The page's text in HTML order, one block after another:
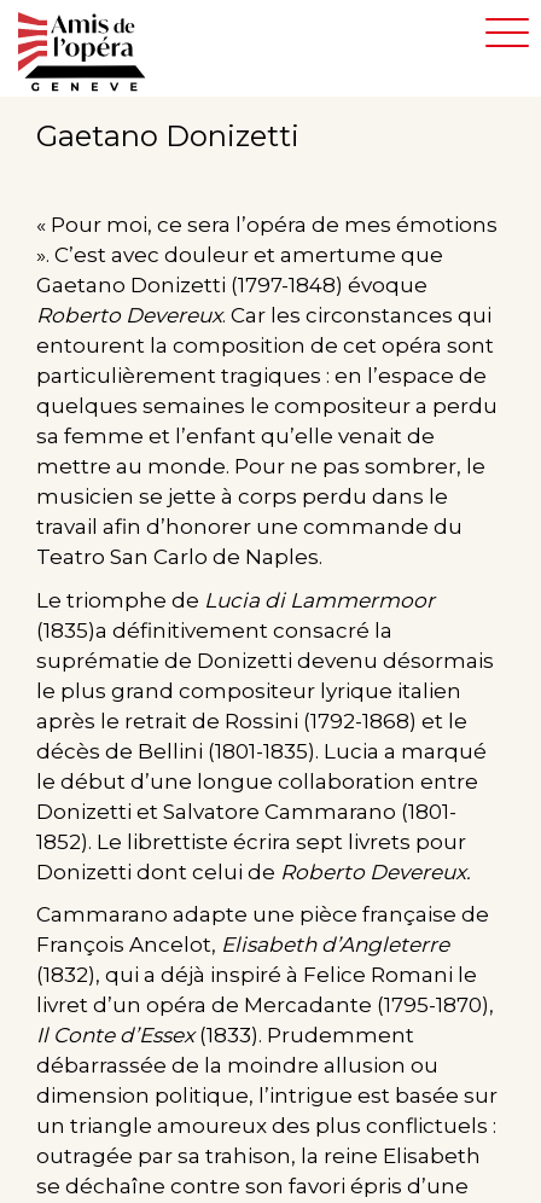
Aller
au
contenu
Gaetano Donizetti
« Pour moi, ce sera l’opéra de mes émotions
». C’est avec douleur et amertume que
Gaetano Donizetti (1797-1848) évoque
Roberto Devereux. Car les circonstances qui
entourent la composition de cet opéra sont
particulièrement tragiques : en l’espace de
quelques semaines le compositeur a perdu
sa femme et l’enfant qu’elle venait de
mettre au monde. Pour ne pas sombrer, le
musicien se jette à corps perdu dans le
travail afin d’honorer une commande du
Teatro San Carlo de Naples.
Le triomphe de Lucia di Lammermoor
(1835)a définitivement consacré la
suprématie de Donizetti devenu désormais
le plus grand compositeur lyrique italien
après le retrait de Rossini (1792-1868) et le
décès de Bellini (1801-1835). Lucia a marqué
le début d’une longue collaboration entre
Donizetti et Salvatore Cammarano (1801-
1852). Le librettiste écrira sept livrets pour
Donizetti dont celui de Roberto Devereux.
Cammarano adapte une pièce française de
François Ancelot, Elisabeth d’Angleterre
(1832), qui a déjà inspiré à Felice Romani le
livret d’un opéra de Mercadante (1795-1870),
Il Conte d’Essex(1833). Prudemment
débarrassée de la moindre allusion ou
dimension politique, l’intrigue est basée sur
un triangle amoureux des plus conflictuels :
outragée par sa trahison, la reine Elisabeth
se déchaîne contre son favori épris d’une